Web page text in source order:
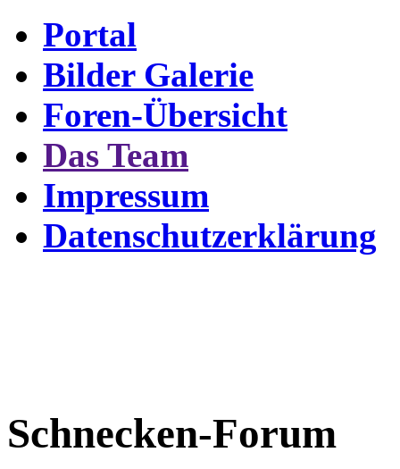
Portal
Bilder Galerie
Foren-Übersicht
Das Team
Impressum
Datenschutzerklärung
Schnecken-Forum